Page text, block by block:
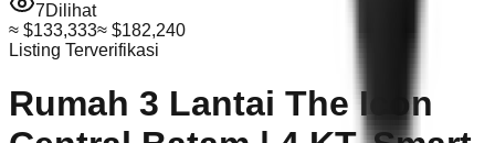
7Dilihat
≈ $133,333≈ $182,240
Listing Terverifikasi
Rumah 3 Lantai The Icon